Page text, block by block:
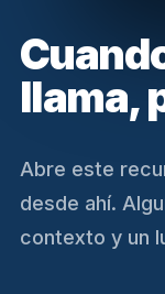
llama,
Abre este
desde ahí.
contexto y un